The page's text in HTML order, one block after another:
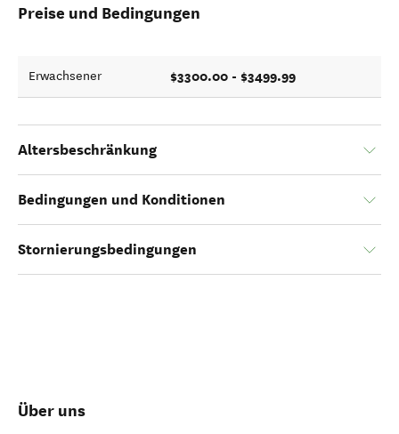
Preise und Bedingungen
Erwachsener $3300.00 - $3499.99
Altersbeschränkung
Bedingungen und Konditionen
Stornierungsbedingungen
Über uns